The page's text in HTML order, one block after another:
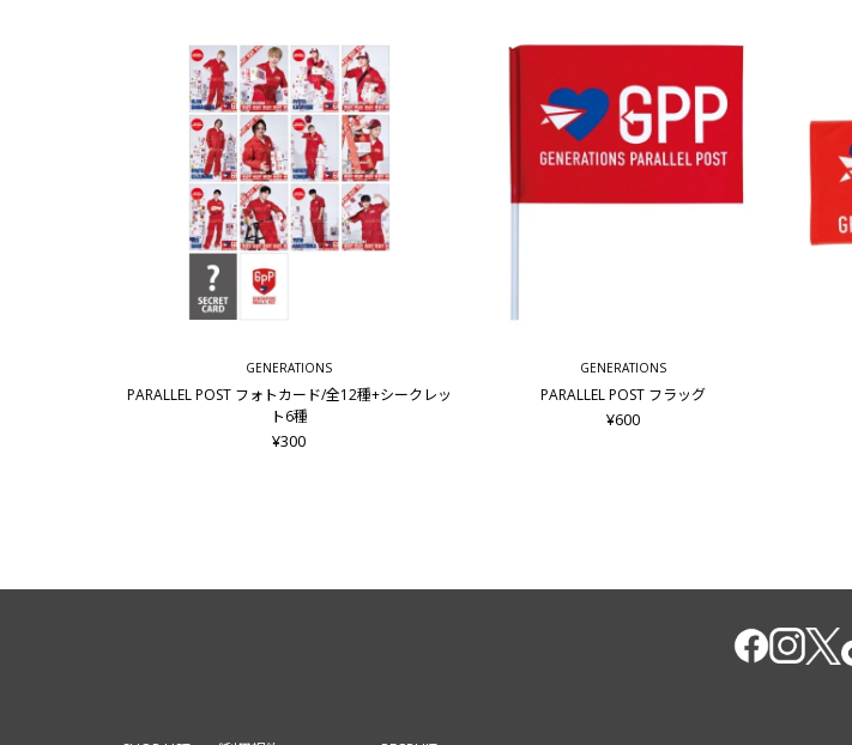
GENERATIONS
PARALLEL POST フォトカード/全12種+シークレッ
ト6種
¥300
GENERATIONS
PARALLEL POST フラッグ
¥600